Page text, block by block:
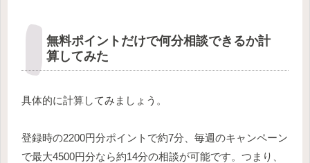
無料ポイントだけで何分相談できるか計
算してみた
具体的に計算してみましょう。
登録時の2200円分ポイントで約7分、毎週のキャンペーン
で最大4500円分なら約14分の相談が可能です。つまり、